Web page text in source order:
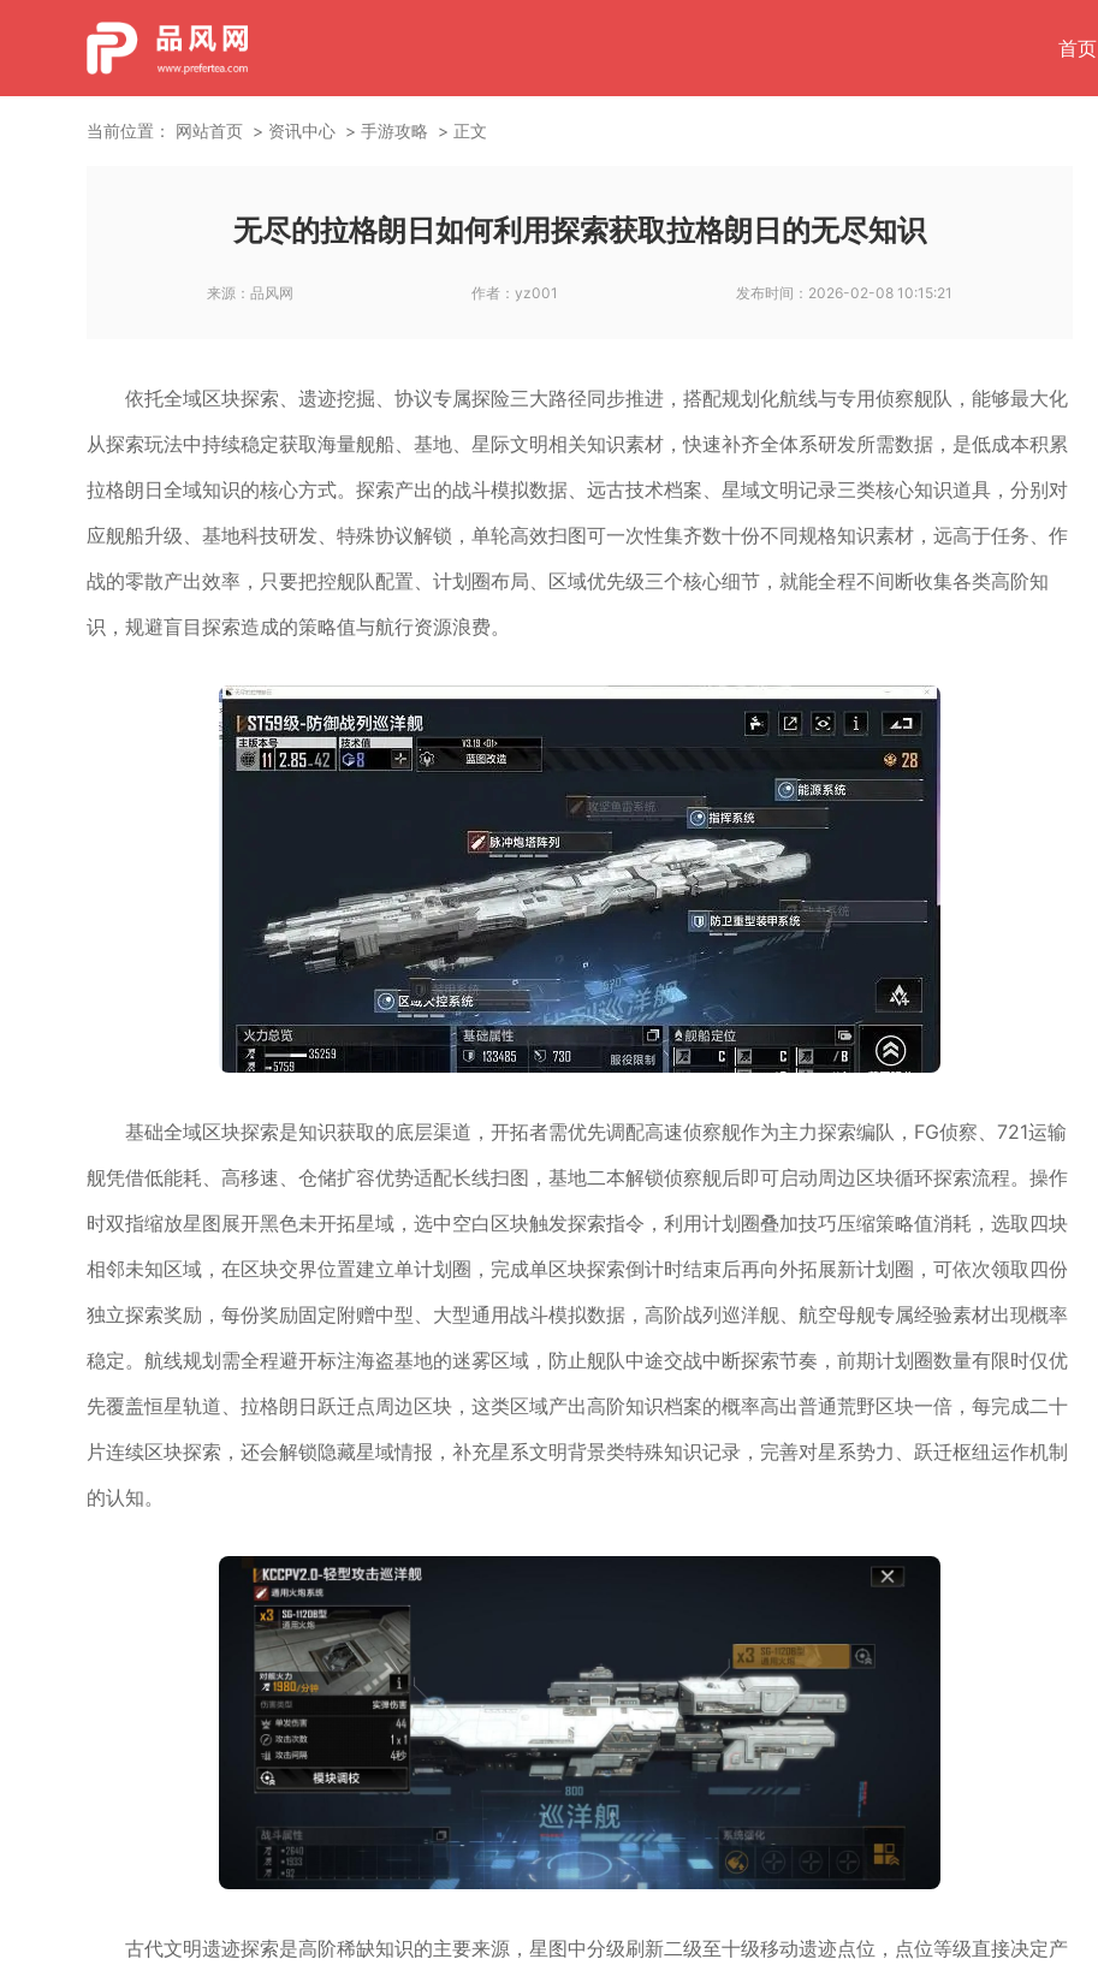
首页
当前位置： 网站首页 资讯中心 手游攻略 正文
无尽的拉格朗日如何利用探索获取拉格朗日的无尽知识
来源： 品风网 作者： yz001 发布时间： 2026-02-08 10:15:21
依托全域区块探索、遗迹挖掘、协议专属探险三大路径同步推进，搭配规划化航线与专用侦察舰队，能够最大化
从探索玩法中持续稳定获取海量舰船、基地、星际文明相关知识素材，快速补齐全体系研发所需数据，是低成本积累
拉格朗日全域知识的核心方式。探索产出的战斗模拟数据、远古技术档案、星域文明记录三类核心知识道具，分别对
应舰船升级、基地科技研发、特殊协议解锁，单轮高效扫图可一次性集齐数十份不同规格知识素材，远高于任务、作
战的零散产出效率，只要把控舰队配置、计划圈布局、区域优先级三个核心细节，就能全程不间断收集各类高阶知
识，规避盲目探索造成的策略值与航行资源浪费。
基础全域区块探索是知识获取的底层渠道，开拓者需优先调配高速侦察舰作为主力探索编队，FG侦察、721运输
舰凭借低能耗、高移速、仓储扩容优势适配长线扫图，基地二本解锁侦察舰后即可启动周边区块循环探索流程。操作
时双指缩放星图展开黑色未开拓星域，选中空白区块触发探索指令，利用计划圈叠加技巧压缩策略值消耗，选取四块
相邻未知区域，在区块交界位置建立单计划圈，完成单区块探索倒计时结束后再向外拓展新计划圈，可依次领取四份
独立探索奖励，每份奖励固定附赠中型、大型通用战斗模拟数据，高阶战列巡洋舰、航空母舰专属经验素材出现概率
稳定。航线规划需全程避开标注海盗基地的迷雾区域，防止舰队中途交战中断探索节奏，前期计划圈数量有限时仅优
先覆盖恒星轨道、拉格朗日跃迁点周边区块，这类区域产出高阶知识档案的概率高出普通荒野区块一倍，每完成二十
片连续区块探索，还会解锁隐藏星域情报，补充星系文明背景类特殊知识记录，完善对星系势力、跃迁枢纽运作机制
的认知。
古代文明遗迹探索是高阶稀缺知识的主要来源，星图中分级刷新二级至十级移动遗迹点位，点位等级直接决定产